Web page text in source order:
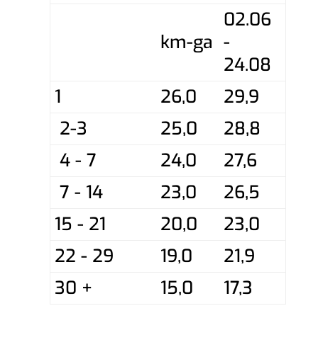
km-ga
02.06
-
24.08
1
26,0
29,9
2-3
25,0
28,8
4 - 7
24,0
27,6
7 - 14
23,0
26,5
15 - 21
20,0
23,0
22 - 29
19,0
21,9
30 +
15,0 17,3